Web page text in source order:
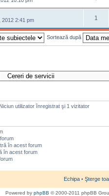
2012 2:41 pm 1
Sortează după
utilizator înregistrat şi 1 vizitator
în acest forum
în acest forum
Echipa • Şterge
Powered by phpBB © 2000-2011 phpBB